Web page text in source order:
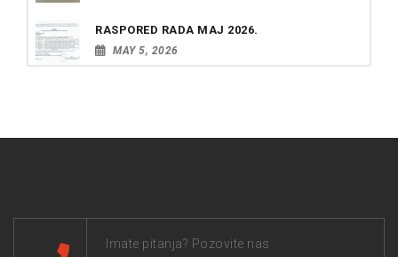
RASPORED RADA MAJ 2026.
MAY 5, 2026
Imate pitanja? Pozovite nas